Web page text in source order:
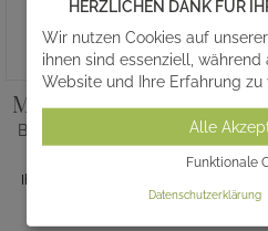
MADONNA CREDENTI
Bronze Marienstatue mit Kind
HERZLICHEN DANK FÜR
Wir nutzen Cookies auf
ihnen sind essenziell,
Website und Ihre Erfahrung zu
Alle
Funktionale
Datenschutzerklärung